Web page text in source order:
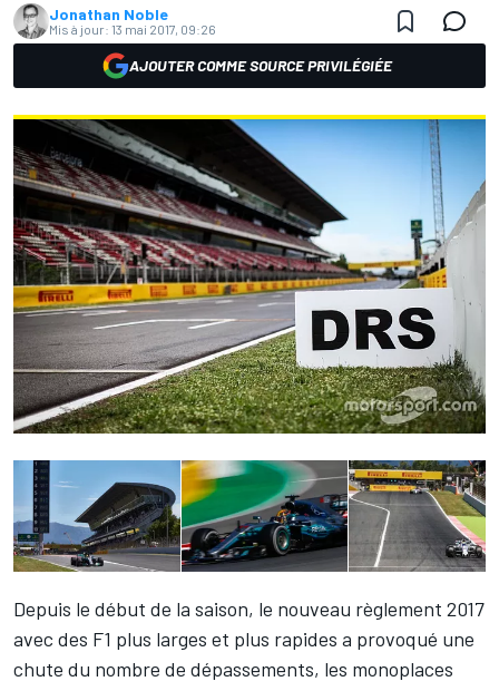
Jonathan Noble
Mis à jour: 13 mai 2017, 09:26
AJOUTER COMME SOURCE PRIVILÉGIÉE
Depuis le début de la saison, le nouveau règlement 2017
avec des F1 plus larges et plus rapides a provoqué une
chute du nombre de dépassements, les monoplaces